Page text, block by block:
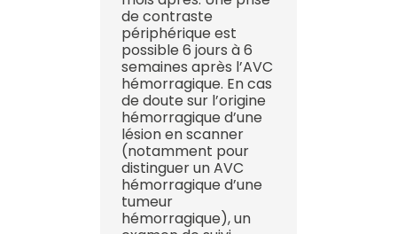
de contraste
périphérique est
possible 6 jours à 6
semaines après l’AVC
hémorragique. En cas
de doute sur l’origine
hémorragique d’une
lésion en scanner
(notamment pour
distinguer un AVC
hémorragique d’une
tumeur
hémorragique), un